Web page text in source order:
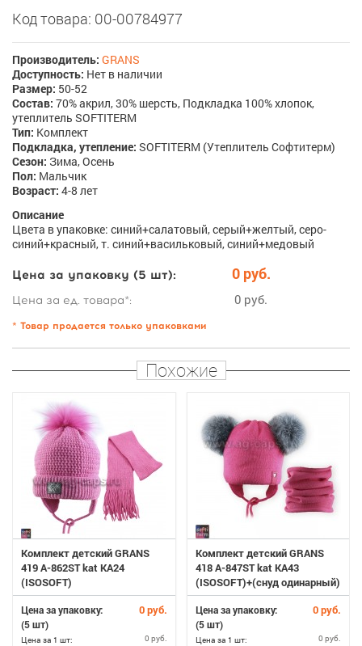
Код товара: 00-00784977
Производитель: GRANS
Доступность: Нет в наличии
Размер: 50-52
Состав: 70% акрил, 30% шерсть, Подкладка 100% хлопок,
утеплитель SOFTITERM
Тип: Комплект
Подкладка, утепление: SOFTITERM (Утеплитель Софтитерм)
Сезон: Зима, Осень
Пол: Мальчик
Возраст: 4-8 лет
Описание
Цвета в упаковке: синий+салатовый, серый+желтый, серо-
синий+красный, т. синий+васильковый, синий+медовый
Цена за упаковку (5 шт): 0 руб.
Цена за ед. товара*: 0 руб.
* Товар продается только упаковками
Похожие
Комплект детский GRANS
419 A-862ST kat KA24
(ISOSOFT)
Цена за упаковку: 0 руб.
(5 шт)
Цена за 1 шт: 0 руб.
Комплект детский GRANS
418 A-847ST kat KA43
(ISOSOFT)+(снуд одинарный)
Цена за упаковку: 0 руб.
(5 шт)
Цена за 1 шт: 0 руб.